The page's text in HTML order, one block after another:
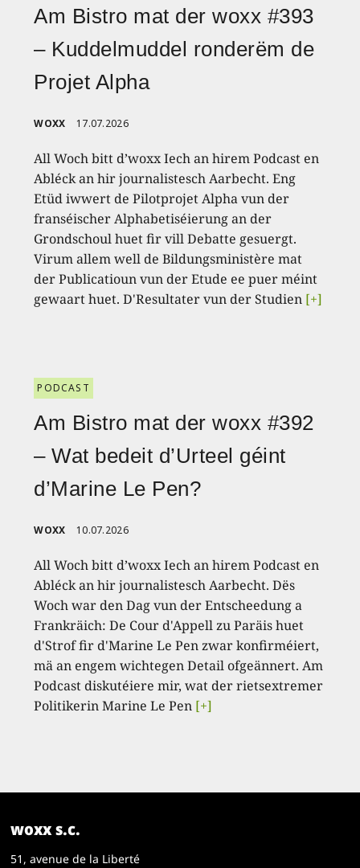
Am Bistro mat der woxx #393
– Kuddelmuddel ronderëm de
Projet Alpha
WOXX 17.07.2026
All Woch bitt d’woxx Iech an hirem Podcast en
Abléck an hir journalistesch Aarbecht. Eng
Etüd iwwert de Pilotprojet Alpha vun der
franséischer Alphabetiséierung an der
Grondschoul huet fir vill Debatte gesuergt.
Virum allem well de Bildungsministère mat
der Publicatioun vun der Etude ee puer méint
gewaart huet. D'Resultater vun der Studien [+]
PODCAST
Am Bistro mat der woxx #392
– Wat bedeit d’Urteel géint
d’Marine Le Pen?
WOXX 10.07.2026
All Woch bitt d’woxx Iech an hirem Podcast en
Abléck an hir journalistesch Aarbecht. Dës
Woch war den Dag vun der Entscheedung a
Frankräich: De Cour d'Appell zu Paräis huet
d'Strof fir d'Marine Le Pen zwar konfirméiert,
mä an engem wichtegen Detail ofgeännert. Am
Podcast diskutéiere mir, wat der rietsextremer
Politikerin Marine Le Pen [+]
woxx s.c.
51, avenue de la Liberté